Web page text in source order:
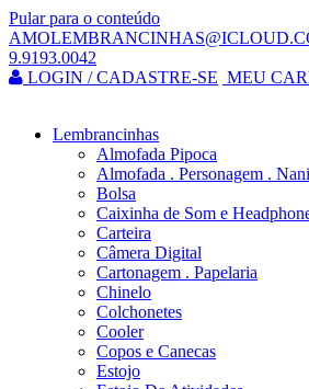
Pular para o conteúdo
9.9193.0042
LOGIN / CADASTRE-SE MEU
Lembrancinhas
Almofada Pipoca
Almofada . Personagem .
Bolsa
Caixinha de Som e
Carteira
Câmera Digital
Cartonagem . Papelaria
Chinelo
Colchonetes
Cooler
Copos e Canecas
Estojo